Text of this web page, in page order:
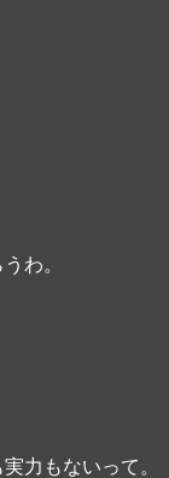
わ。
力もないって。